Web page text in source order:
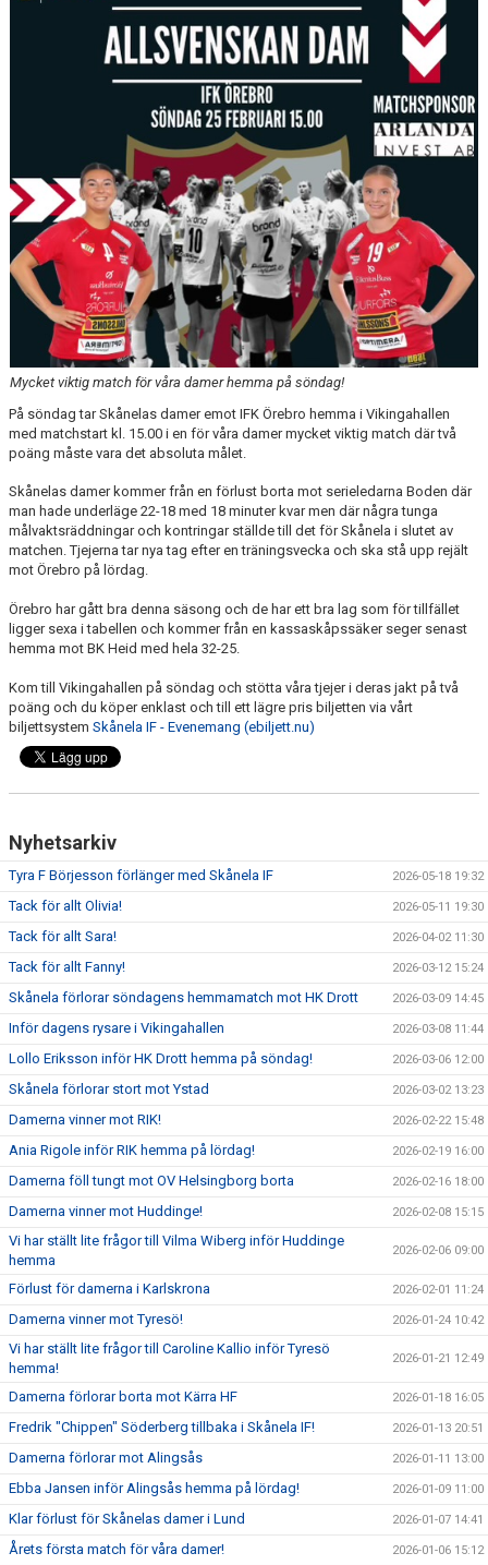
Mycket viktig match för våra damer hemma på söndag!
På söndag tar Skånelas damer emot IFK Örebro hemma i Vikingahallen
med matchstart kl. 15.00 i en för våra damer mycket viktig match där två
poäng måste vara det absoluta målet.
Skånelas damer kommer från en förlust borta mot serieledarna Boden där
man hade underläge 22-18 med 18 minuter kvar men där några tunga
målvaktsräddningar och kontringar ställde till det för Skånela i slutet av
matchen. Tjejerna tar nya tag efter en träningsvecka och ska stå upp rejält
mot Örebro på lördag.
Örebro har gått bra denna säsong och de har ett bra lag som för tillfället
ligger sexa i tabellen och kommer från en kassaskåpssäker seger senast
hemma mot BK Heid med hela 32-25.
Kom till Vikingahallen på söndag och stötta våra tjejer i deras jakt på två
poäng och du köper enklast och till ett lägre pris biljetten via vårt
biljettsystem Skånela IF - Evenemang (ebiljett.nu)
Nyhetsarkiv
Tyra F Börjesson förlänger med Skånela IF 2026-05-18 19:32
Tack för allt Olivia! 2026-05-11 19:30
Tack för allt Sara! 2026-04-02 11:30
Tack för allt Fanny! 2026-03-12 15:24
Skånela förlorar söndagens hemmamatch mot HK Drott 2026-03-09 14:45
Inför dagens rysare i Vikingahallen 2026-03-08 11:44
Lollo Eriksson inför HK Drott hemma på söndag! 2026-03-06 12:00
Skånela förlorar stort mot Ystad 2026-03-02 13:23
Damerna vinner mot RIK! 2026-02-22 15:48
Ania Rigole inför RIK hemma på lördag! 2026-02-19 16:00
Damerna föll tungt mot OV Helsingborg borta 2026-02-16 18:00
Damerna vinner mot Huddinge! 2026-02-08 15:15
Vi har ställt lite frågor till Vilma Wiberg inför Huddinge
hemma
2026-02-06 09:00
Förlust för damerna i Karlskrona 2026-02-01 11:24
Damerna vinner mot Tyresö! 2026-01-24 10:42
Vi har ställt lite frågor till Caroline Kallio inför Tyresö
hemma!
2026-01-21 12:49
Damerna förlorar borta mot Kärra HF 2026-01-18 16:05
Fredrik "Chippen" Söderberg tillbaka i Skånela IF! 2026-01-13 20:51
Damerna förlorar mot Alingsås 2026-01-11 13:00
Ebba Jansen inför Alingsås hemma på lördag! 2026-01-09 11:00
Klar förlust för Skånelas damer i Lund 2026-01-07 14:41
Årets första match för våra damer! 2026-01-06 15:12